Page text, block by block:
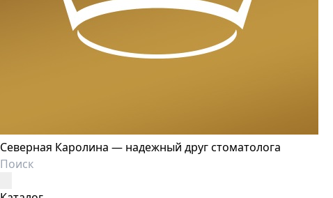
Северная Каролина — надежный друг стоматолога